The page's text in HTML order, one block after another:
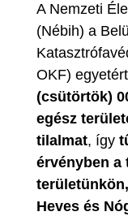
A Nemzeti
(Nébih) a
OKF)
(csütörtök)
egész
tilalmat, így
érvényben a
Heves és